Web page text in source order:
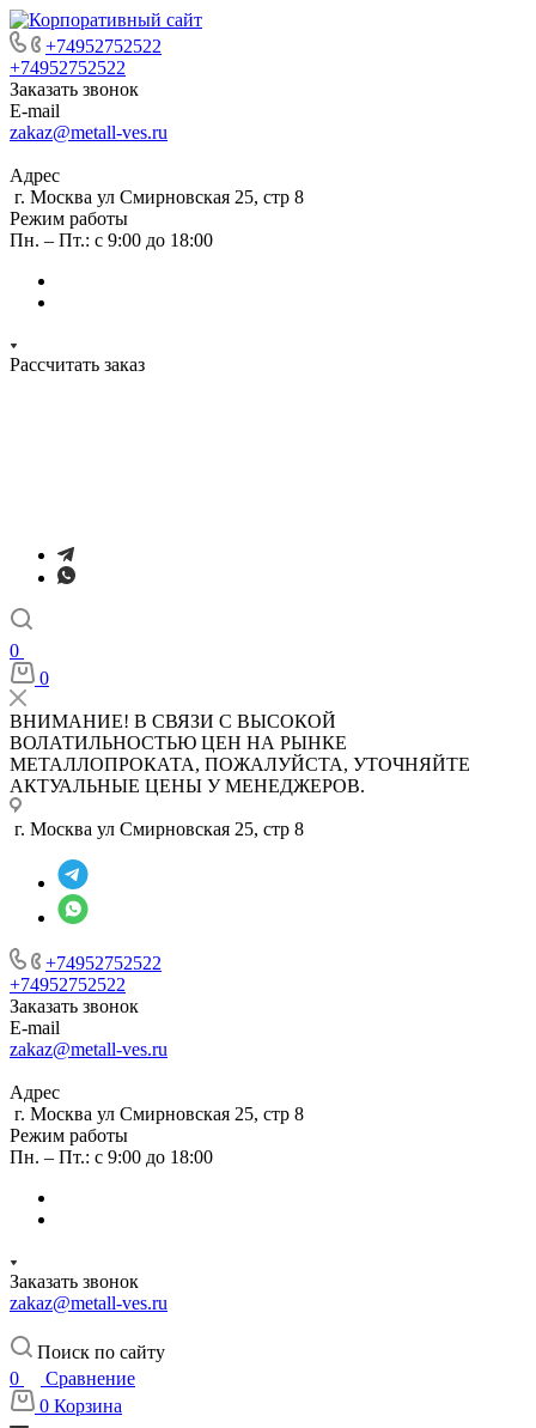
+74952752522
+74952752522
Заказать звонок
E-mail
zakaz@metall-ves.ru
Адрес
г. Москва ул Смирновская 25, стр 8
Режим работы
Пн. – Пт.: с 9:00 до 18:00
Рассчитать заказ
0
0
ВНИМАНИЕ! В СВЯЗИ С ВЫСОКОЙ
ВОЛАТИЛЬНОСТЬЮ ЦЕН НА РЫНКЕ
МЕТАЛЛОПРОКАТА, ПОЖАЛУЙСТА, УТОЧНЯЙТЕ
АКТУАЛЬНЫЕ ЦЕНЫ У МЕНЕДЖЕРОВ.
г. Москва ул Смирновская 25, стр 8
+74952752522
+74952752522
Заказать звонок
E-mail
zakaz@metall-ves.ru
Адрес
г. Москва ул Смирновская 25, стр 8
Режим работы
Пн. – Пт.: с 9:00 до 18:00
Заказать звонок
zakaz@metall-ves.ru
Поиск по сайту
0
Сравнение
0 Корзина